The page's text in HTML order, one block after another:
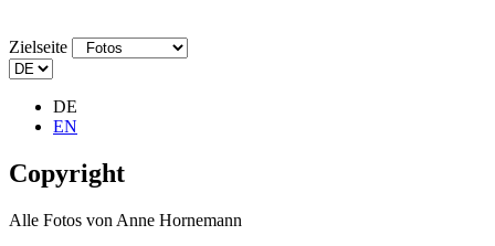
Zielseite
DE
EN
Copyright
Alle Fotos von Anne Hornemann